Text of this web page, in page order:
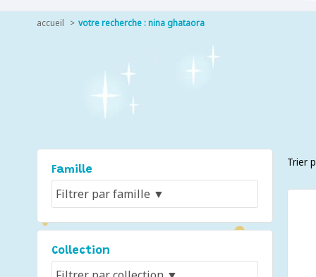
accueil votre recherche : nina ghataora
Famille
Collection
Trier